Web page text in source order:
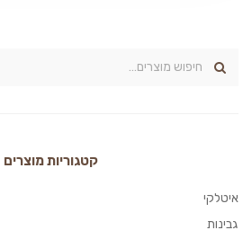
קטגוריות מוצרים
איטלקי
גבינות